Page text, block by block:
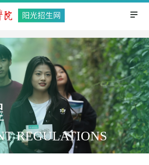
REGULATIONS